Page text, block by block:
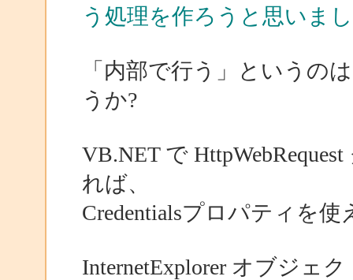
う処理を作ろうと思いま
「内部で行う」というの
うか?
VB.NET で
れば、
Credentialsプロパティを使
InternetExplorer オブジェ